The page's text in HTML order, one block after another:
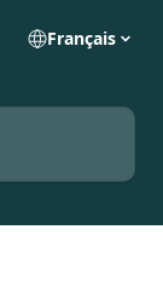
Français